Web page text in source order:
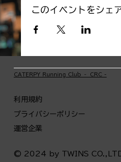
このイベントをシェ
​CATERPY Running Club ‐ CRC -
© 2024 by TWINS
利用規約
プライバシーポリシー
運営企業